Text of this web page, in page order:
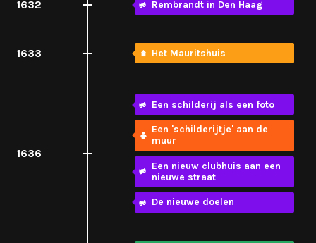
1632 Rembrandt in Den Haag
1633 Het Mauritshuis
1636
Een schilderij als een foto
Een 'schilderijtje' aan de
muur
Een nieuw clubhuis aan een
nieuwe straat
De nieuwe doelen